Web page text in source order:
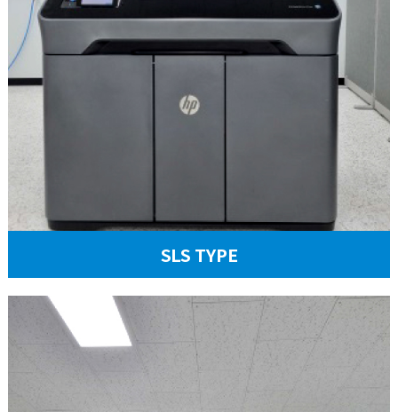
SLS TYPE